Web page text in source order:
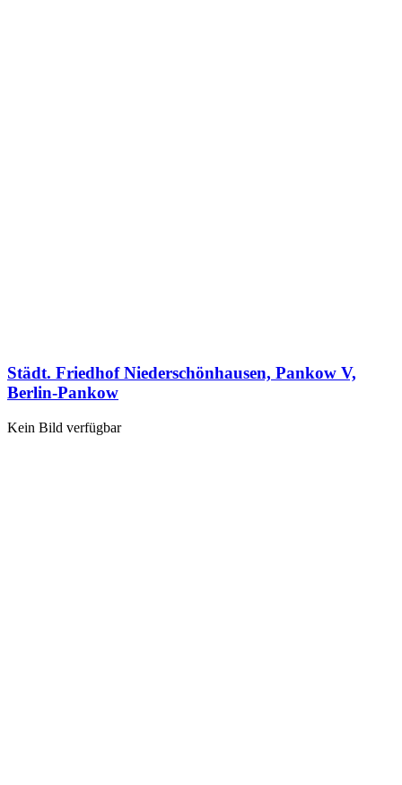
Städt. Friedhof Niederschönhausen, Pankow V,
Berlin-Pankow
Kein Bild verfügbar